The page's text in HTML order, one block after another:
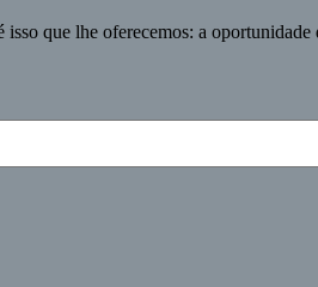
que lhe oferecemos: a